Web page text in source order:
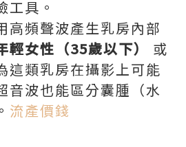
工具。
高頻聲波產生乳房內部
輕女性（35歲以下）
或
這類乳房在攝影上可能
音波也能區分囊腫（水
流產價錢